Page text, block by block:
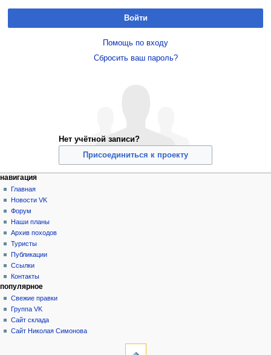
Войти
Помощь по входу
Сбросить ваш пароль?
Нет учётной записи?
Присоединиться к проекту
Н
а
в
и
а
ц
и
я
действия на странице
служебная
страница
персональные инструменты
создать
учётную
запись
войти
навигация
Главная
Новости VK
Форум
Наши планы
Архив походов
Туристы
Публикации
Ссылки
Контакты
популярное
Свежие правки
Группа VK
Сайт склада
Сайт Николая Симонова